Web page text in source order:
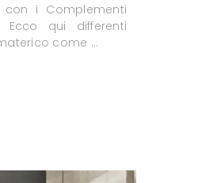
i Complementi
Ecco qui differenti
come ...